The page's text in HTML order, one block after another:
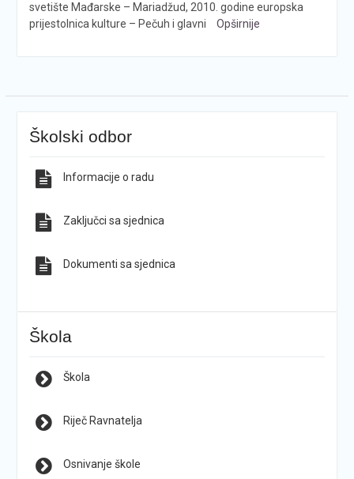
svetište Mađarske – Mariadžud, 2010. godine europska
prijestolnica kulture – Pečuh i glavni
Opširnije
Školski odbor
Informacije o radu
Zaključci sa sjednica
Dokumenti sa sjednica
Škola
Škola
Riječ Ravnatelja
Osnivanje škole